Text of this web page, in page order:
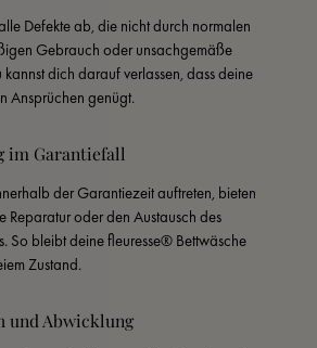
Defekte ab, die nicht durch normalen
Gebrauch oder unsachgemäße
kannst dich darauf verlassen, dass deine
Ansprüchen genügt.
im Garantiefall
der Garantiezeit auftreten, bieten
Reparatur oder den Austausch des
So bleibt deine fleuresse® Bettwäsche
Zustand.
und Abwicklung